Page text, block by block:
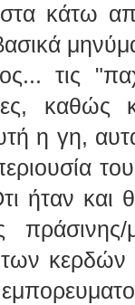
κάτω
τις
καθώς
η γη,
του
ήταν
των